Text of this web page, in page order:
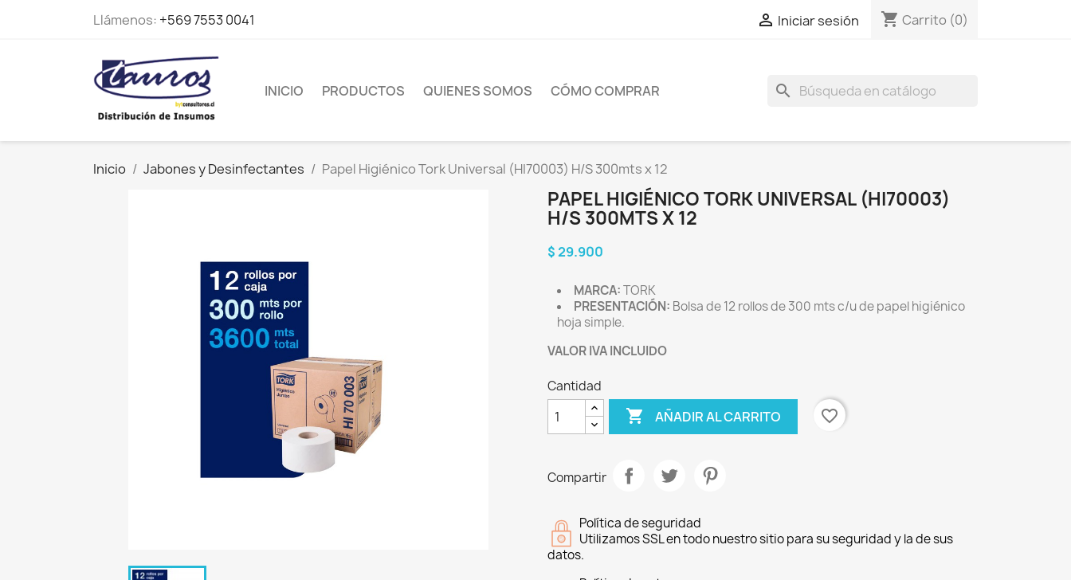
Llámenos: +569 7553 0041  Iniciar sesión shopping_cart Carrito (0)
INICIO PRODUCTOS QUIENES SOMOS CÓMO COMPRAR search
Inicio Jabones y Desinfectantes Papel Higiénico Tork Universal (HI70003) H/S 300mts x 12
PAPEL HIGIÉNICO TORK UNIVERSAL (HI70003)
H/S 300MTS X 12
$ 29.900
MARCA:TORK
PRESENTACIÓN: Bolsa de 12 rollos de 300 mts c/u de papel higiénico
hoja simple.
VALOR IVA INCLUIDO
Cantidad
 AÑADIR AL CARRITO favorite_border
Compartir
Política de seguridad
Utilizamos SSL en todo nuestro sitio para su seguridad y la de sus
datos.